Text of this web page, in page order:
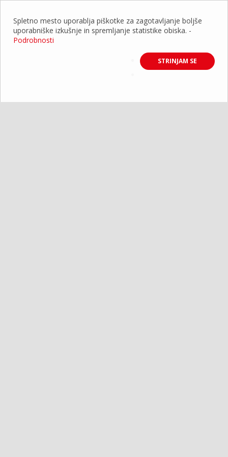
Spletno mesto uporablja piškotke za zagotavljanje boljše
uporabniške izkušnje in spremljanje statistike obiska. -
Podrobnosti
STRINJAM SE